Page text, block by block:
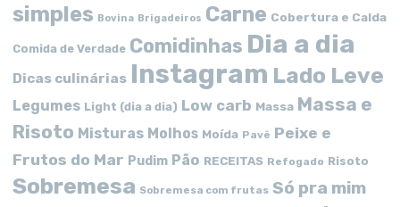
simples Bovina Brigadeiros Carne Cobertura e Calda
Comida de Verdade Comidinhas Dia a dia
Dicas culinárias Instagram Lado Leve
Legumes Light (dia a dia) Low carb Massa Massa e
Risoto Misturas Molhos Moída Pavê Peixe e
Frutos do Mar Pudim Pão RECEITAS Refogado Risoto
Sobremesa Sobremesa com frutas Só pra mim